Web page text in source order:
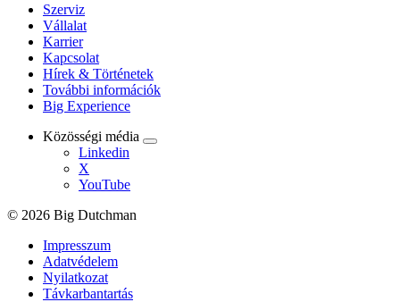
Szerviz
Vállalat
Karrier
Kapcsolat
Hírek & Történetek
További információk
Big Experience
Közösségi média
Linkedin
X
YouTube
© 2026 Big Dutchman
Impresszum
Adatvédelem
Nyilatkozat
Távkarbantartás